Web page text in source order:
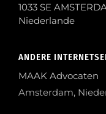
1033 SE
Niederlande
ANDERE
MAAK Advocaten
Amsterdam,